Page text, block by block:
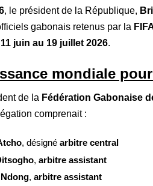
, le président de la République,
gabonais retenus par la
11 juin au 19 juillet 2026.
mondiale
de la Fédération Gabonaise
comprenait :
, désigné arbitre central
, arbitre assistant
, arbitre assistant